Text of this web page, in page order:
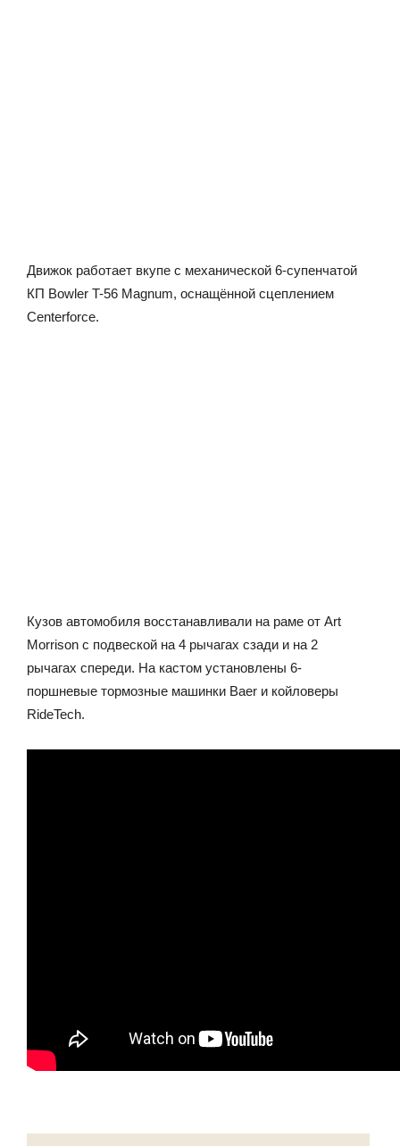
Движок работает вкупе с механической 6-супенчатой
КП Bowler T-56 Magnum, оснащённой сцеплением
Centerforce.
Кузов автомобиля восстанавливали на раме от Art
Morrison с подвеской на 4 рычагах сзади и на 2
рычагах спереди. На кастом установлены 6-
поршневые тормозные машинки Baer и койловеры
RideTech.